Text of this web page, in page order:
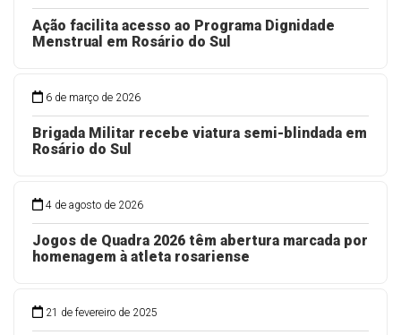
Ação facilita acesso ao Programa Dignidade
Menstrual em Rosário do Sul
6 de março de 2026
Brigada Militar recebe viatura semi-blindada em
Rosário do Sul
4 de agosto de 2026
Jogos de Quadra 2026 têm abertura marcada por
homenagem à atleta rosariense
21 de fevereiro de 2025